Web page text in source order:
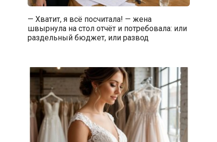
— Хватит, я всё посчитала! — жена
швырнула на стол отчёт и потребовала: или
раздельный бюджет, или развод